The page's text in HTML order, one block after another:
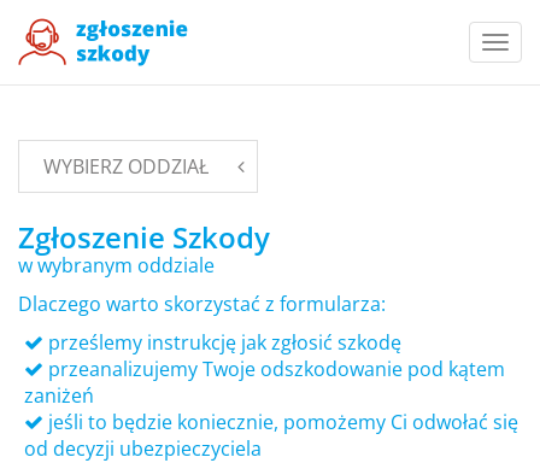
WYBIERZ ODDZIAŁ
Zgłoszenie Szkody
w wybranym oddziale
Dlaczego warto skorzystać z formularza:
prześlemy instrukcję jak zgłosić szkodę
przeanalizujemy Twoje odszkodowanie pod kątem
zaniżeń
jeśli to będzie koniecznie, pomożemy Ci odwołać się
od decyzji ubezpieczyciela